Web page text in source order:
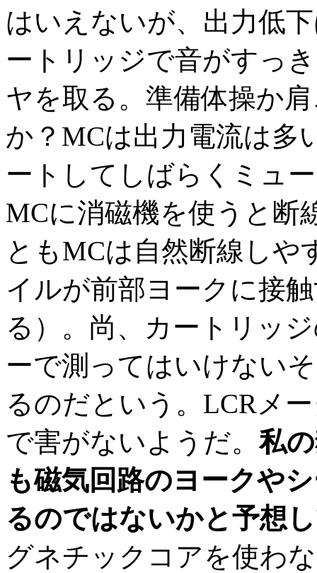
はいえないが、出力低
ートリッジで音がすっ
ヤを取る。準備体操か
か？MCは出力電流は多
ートしてしばらくミュ
MCに消磁機を使うと断
ともMCは自然断線し
イルが前部ヨークに接
る）。尚、カートリッ
ーで測ってはいけない
るのだという。LCRメ
で害がないようだ。私
も磁気回路のヨークや
るのではないかと予想
グネチックコアを使わ